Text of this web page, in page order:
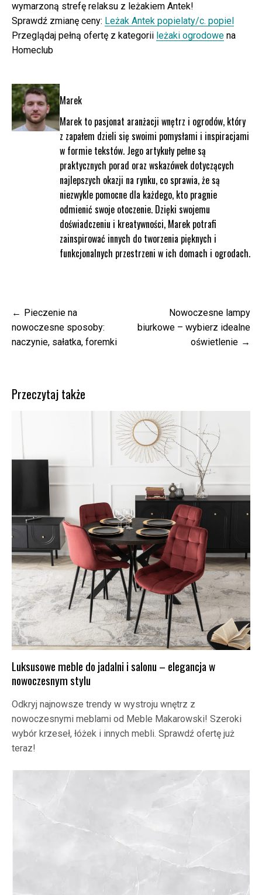
wymarzoną strefę relaksu z leżakiem Antek!
Sprawdź zmianę ceny: Leżak Antek popielaty/c. popiel
Przeglądaj pełną ofertę z kategorii leżaki ogrodowe na
Homeclub
Marek
Marek to pasjonat aranżacji wnętrz i ogrodów, który
z zapałem dzieli się swoimi pomysłami i inspiracjami
w formie tekstów. Jego artykuły pełne są
praktycznych porad oraz wskazówek dotyczących
najlepszych okazji na rynku, co sprawia, że są
niezwykle pomocne dla każdego, kto pragnie
odmienić swoje otoczenie. Dzięki swojemu
doświadczeniu i kreatywności, Marek potrafi
zainspirować innych do tworzenia pięknych i
funkcjonalnych przestrzeni w ich domach i ogrodach.
Nawigacja
wpisu
Pieczenie na
nowoczesne sposoby:
naczynie, sałatka, foremki
Nowoczesne lampy
biurkowe – wybierz idealne
oświetlenie
Przeczytaj także
Luksusowe meble do jadalni i salonu – elegancja w
nowoczesnym stylu
Odkryj najnowsze trendy w wystroju wnętrz z
nowoczesnymi meblami od Meble Makarowski! Szeroki
wybór krzeseł, łóżek i innych mebli. Sprawdź ofertę już
teraz!